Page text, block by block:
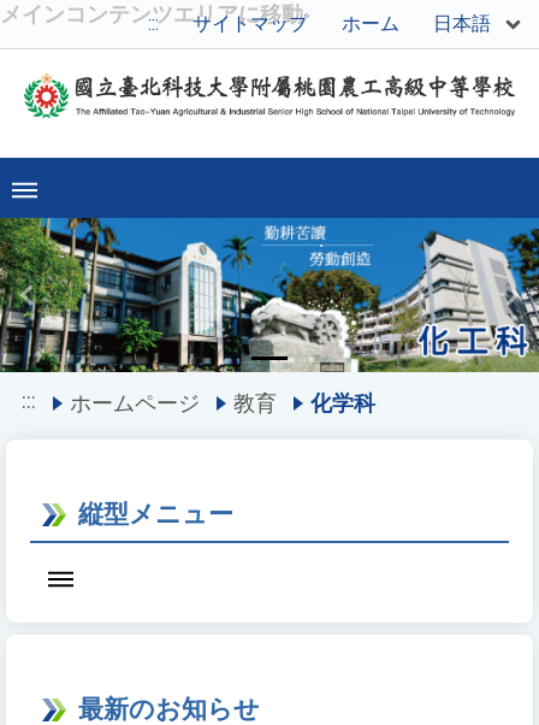
メインコンテンツエリアに移動
::: サイトマップ ホーム 日本語
Previous
::: ホームページ 教育 化学科
縦型メニュー
最新のお知らせ